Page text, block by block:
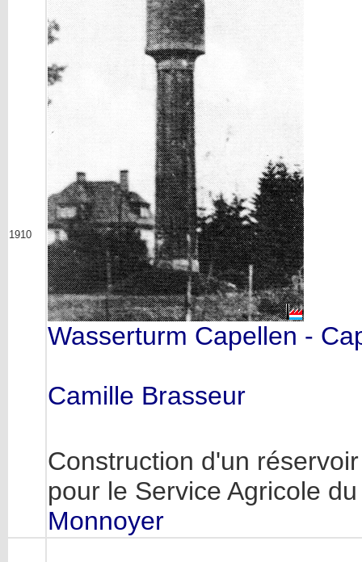
1910
Wasserturm Capellen -
Camille Brasseur
Construction d'un
pour le Service Agricole
Monnoyer